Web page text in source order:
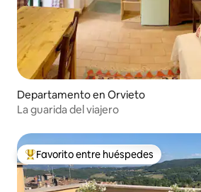
Departamento en Orvieto
La guarida del viajero
Favorito entre los huéspedes más
Favorito entre huéspedes